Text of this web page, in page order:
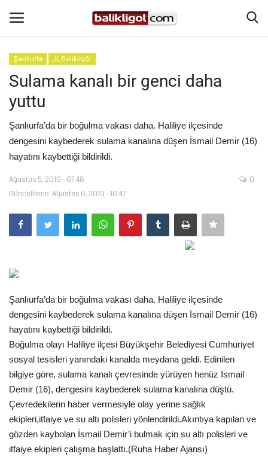
Giriş Yap
Anasayfa
Köşe Yazıları
Şanlıurfa
Eğitim
Tekno Bilim
Ekonomi
Siyaset
Galeriler
Yaşam
Şanlıurfa Balıklıgöl
Sulama kanalı bir genci daha
yuttu
Şanlıurfa’da bir boğulma vakası daha. Haliliye ilçesinde
dengesini kaybederek sulama kanalına düşen İsmail Demir (16)
hayatını kaybettiği bildirildi.
Ağustos 5, 2019 - 07:48
Güncelleme: Ağustos 6, 2019 - 16:47
0
Şanlıurfa’da bir boğulma vakası daha. Haliliye ilçesinde
dengesini kaybederek sulama kanalına düşen İsmail Demir (16)
hayatını kaybettiği bildirildi.
Boğulma olayı Haliliye ilçesi Büyükşehir Belediyesi Cumhuriyet
sosyal tesisleri yanındaki kanalda meydana geldi. Edinilen
bilgiye göre, sulama kanalı çevresinde yürüyen henüz İsmail
Demir (16), dengesini kaybederek sulama kanalına düştü.
Çevredekilerin haber vermesiyle olay yerine sağlık
ekipleri,itfaiye ve su altı polisleri yönlendirildi.Akıntıya kapılan ve
gözden kaybolan İsmail Demir’i bulmak için su altı polisleri ve
itfaiye ekipleri çalışma başlattı.(Ruha Haber Ajansı)